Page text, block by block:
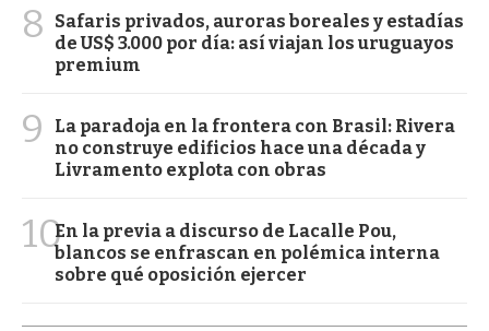
8
Safaris privados, auroras boreales y estadías
de US$ 3.000 por día: así viajan los uruguayos
premium
9
La paradoja en la frontera con Brasil: Rivera
no construye edificios hace una década y
Livramento explota con obras
10En la previa a discurso de Lacalle Pou,
blancos se enfrascan en polémica interna
sobre qué oposición ejercer